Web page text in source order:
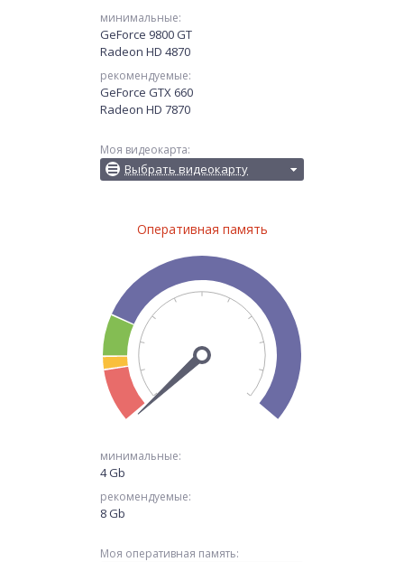
минимальные:
GeForce 9800 GT
Radeon HD 4870
рекомендуемые:
GeForce GTX 660
Radeon HD 7870
Моя видеокарта:
Выбрать видеокарту
Оперативная память
минимальные:
4 Gb
рекомендуемые:
8 Gb
Моя оперативная память: